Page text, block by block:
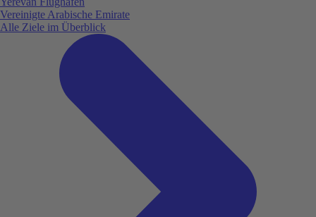
Vereinigte Arabische Emirate
Alle Ziele im Überblick